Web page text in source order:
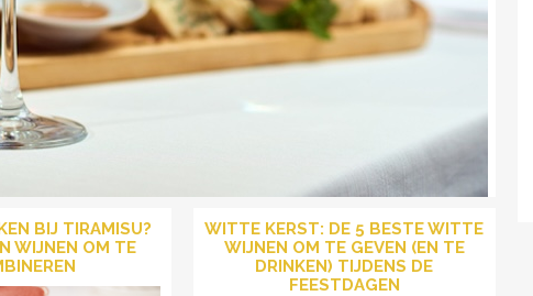
BIJ TIRAMISU?
WIJNEN OM TE
WITTE KERST: DE 5 BESTE WITTE
WIJNEN OM TE GEVEN (EN TE
DRINKEN) TIJDENS DE
FEESTDAGEN